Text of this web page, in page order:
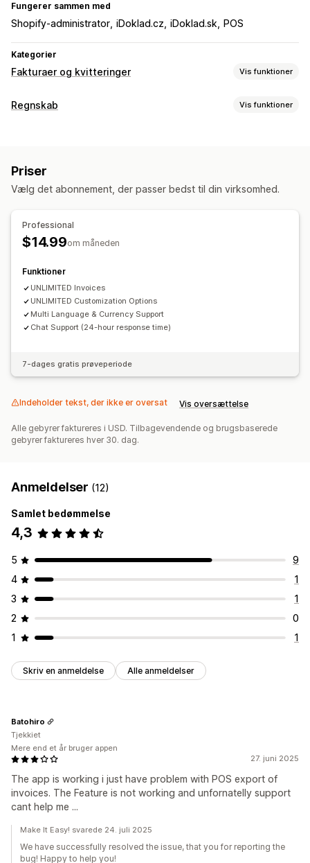
Fungerer sammen med
Shopify-administrator iDoklad.cz iDoklad.sk POS
Kategorier
Fakturaer og kvitteringer Vis funktioner
Dokumenttyper
Felter Fakturanumre
Multivaluta
Flere sprog
Navngivning af filer
Generering af PDF-filer
Regnskab Vis funktioner
Priser
Vælg det abonnement, der passer bedst til din virksomhed.
Professional
$14.99om måneden
Funktioner
UNLIMITED Invoices
UNLIMITED Customization Options
Multi Language & Currency Support
Chat Support (24-hour response time)
7-dages gratis prøveperiode
Indeholder tekst, der ikke er oversat Vis oversættelse
Alle gebyrer faktureres i USD. Tilbagevendende og brugsbaserede
gebyrer faktureres hver 30. dag.
Anmeldelser (12)
Samlet bedømmelse
4,3
5
9
4
1
3
1
2
0
1
1
Skriv en anmeldelse Alle anmeldelser
27. juni 2025
The app is working i just have problem with POS export of
invoices. The Feature is not working and unfornatelly support
cant help me ...
Batohiro
Tjekkiet
Mere end et år bruger appen
Make It Easy! svarede 24. juli 2025
We have successfully resolved the issue, that you for reporting the
bug! Happy to help you!